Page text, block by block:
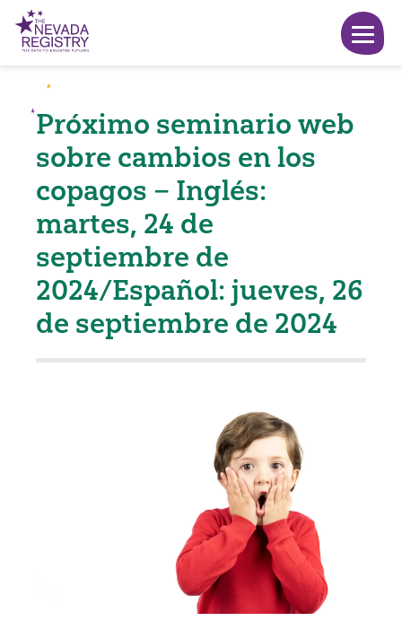
Próximo seminario web
sobre cambios en los
copagos – Inglés:
martes, 24 de
septiembre de
2024/Español: jueves, 26
de septiembre de 2024